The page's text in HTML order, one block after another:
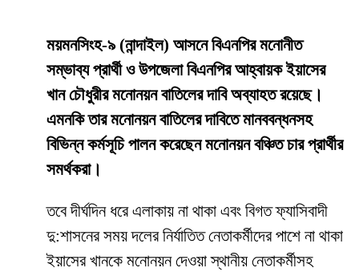
ময়মনসিংহ-৯ (নান্দাইল) আসনে বিএনপির মনোনীত
সম্ভাব্য প্রার্থী ও উপজেলা বিএনপির আহ্বায়ক ইয়াসের
খান চৌধুরীর মনোনয়ন বাতিলের দাবি অব্যাহত রয়েছে।
এমনকি তার মনোনয়ন বাতিলের দাবিতে মানববন্ধনসহ
বিভিন্ন কর্মসূচি পালন করেছেন মনোনয়ন বঞ্চিত চার প্রার্থীর
সমর্থকরা।
তবে দীর্ঘদিন ধরে এলাকায় না থাকা এবং বিগত ফ্যাসিবাদী
দু:শাসনের সময় দলের নির্যাতিত নেতাকর্মীদের পাশে না থাকা
ইয়াসের খানকে মনোনয়ন দেওয়া স্থানীয় নেতাকর্মীসহ